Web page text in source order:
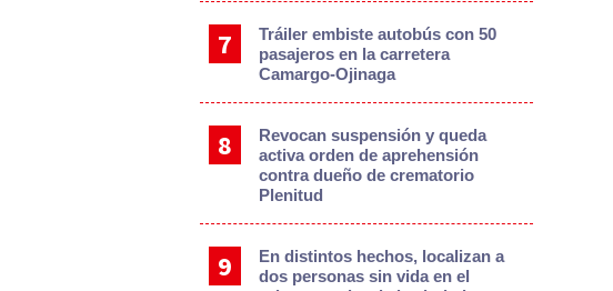
Tráiler embiste autobús con 50
pasajeros en la carretera
Camargo-Ojinaga
Revocan suspensión y queda
activa orden de aprehensión
contra dueño de crematorio
Plenitud
En distintos hechos, localizan a
dos personas sin vida en el